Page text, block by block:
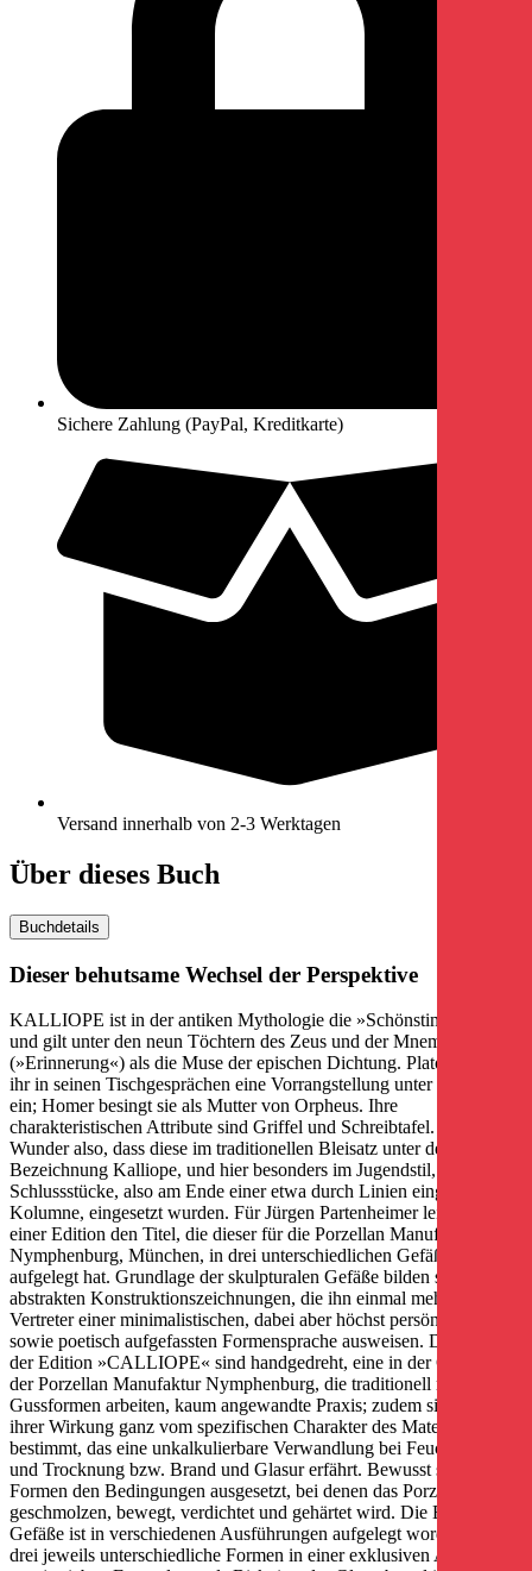
Sichere Zahlung (PayPal, Kreditkarte)
Versand innerhalb von 2-3 Werktagen
Über dieses Buch
Buchdetails
Dieser behutsame Wechsel der Perspektive
KALLIOPE ist in der antiken Mythologie die »Schönstimmige«
und gilt unter den neun Töchtern des Zeus und der Mnemosyne
(»Erinnerung«) als die Muse der epischen Dichtung. Platon räumt
ihr in seinen Tischgesprächen eine Vorrangstellung unter den Musen
ein; Homer besingt sie als Mutter von Orpheus. Ihre
charakteristischen Attribute sind Griffel und Schreibtafel. Kein
Wunder also, dass diese im traditionellen Bleisatz unter der
Bezeichnung Kalliope, und hier besonders im Jugendstil, gerne als
Schlussstücke, also am Ende einer etwa durch Linien eingefassten
Kolumne, eingesetzt wurden. Für Jürgen Partenheimer leihen sie
einer Edition den Titel, die dieser für die Porzellan Manufaktur
Nymphenburg, München, in drei unterschiedlichen Gefäßformen
aufgelegt hat. Grundlage der skulpturalen Gefäße bilden seine
abstrakten Konstruktionszeichnungen, die ihn einmal mehr als den
Vertreter einer minimalistischen, dabei aber höchst persönlichen
sowie poetisch aufgefassten Formensprache ausweisen. Die Gefäße
der Edition »CALLIOPE« sind handgedreht, eine in der Geschichte
der Porzellan Manufaktur Nymphenburg, die traditionell mit
Gussformen arbeiten, kaum angewandte Praxis; zudem sind sie in
ihrer Wirkung ganz vom spezifischen Charakter des Materials
bestimmt, das eine unkalkulierbare Verwandlung bei Feuchtigkeit
und Trocknung bzw. Brand und Glasur erfährt. Bewusst sind die
Formen den Bedingungen ausgesetzt, bei denen das Porzellan
geschmolzen, bewegt, verdichtet und gehärtet wird. Die Edition der
Gefäße ist in verschiedenen Ausführungen aufgelegt worden, wobei
drei jeweils unterschiedliche Formen in einer exklusiven Auflage